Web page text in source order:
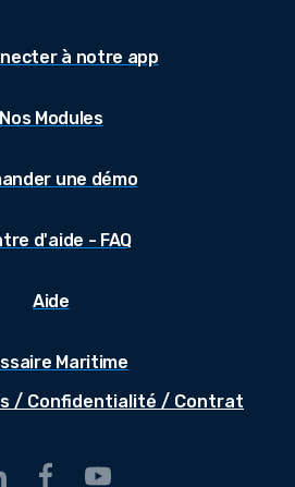
à notre app
Nos Modules
une démo
d'aide - FAQ
Aide
Maritime
/ Confidentialité / Contrat